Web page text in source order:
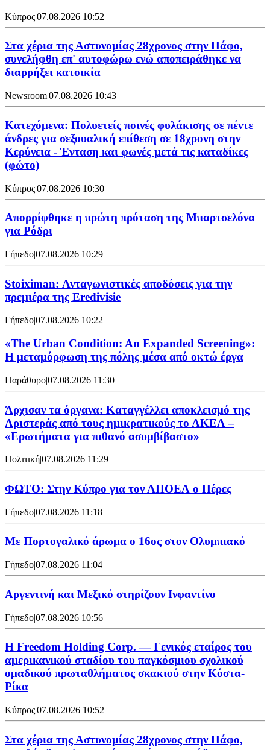
Κύπρος|07.08.2026 10:52
Στα χέρια της Αστυνομίας 28χρονος στην Πάφο,
συνελήφθη επ' αυτοφώρω ενώ αποπειράθηκε να
διαρρήξει κατοικία
Newsroom|07.08.2026 10:43
Κατεχόμενα: Πολυετείς ποινές φυλάκισης σε πέντε
άνδρες για σεξουαλική επίθεση σε 18χρονη στην
Κερύνεια - Ένταση και φωνές μετά τις καταδίκες
(φώτο)
Κύπρος|07.08.2026 10:30
Απορρίφθηκε η πρώτη πρόταση της Μπαρτσελόνα
για Ρόδρι
Γήπεδο|07.08.2026 10:29
Stoiximan: Ανταγωνιστικές αποδόσεις για την
πρεμιέρα της Eredivisie
Γήπεδο|07.08.2026 10:22
«The Urban Condition: An Expanded Screening»:
Η μεταμόρφωση της πόλης μέσα από οκτώ έργα
Παράθυρο|07.08.2026 11:30
Άρχισαν τα όργανα: Καταγγέλλει αποκλεισμό της
Αριστεράς από τους ημικρατικούς το ΑΚΕΛ –
«Ερωτήματα για πιθανό ασυμβίβαστο»
Πολιτική|07.08.2026 11:29
ΦΩΤΟ: Στην Κύπρο για τον ΑΠΟΕΛ ο Πέρες
Γήπεδο|07.08.2026 11:18
Με Πορτογαλικό άρωμα ο 16ος στον Ολυμπιακό
Γήπεδο|07.08.2026 11:04
Αργεντινή και Μεξικό στηρίζουν Ινφαντίνο
Γήπεδο|07.08.2026 10:56
Η Freedom Holding Corp. — Γενικός εταίρος του
αμερικανικού σταδίου του παγκόσμιου σχολικού
ομαδικού πρωταθλήματος σκακιού στην Κόστα-
Ρίκα
Κύπρος|07.08.2026 10:52
Στα χέρια της Αστυνομίας 28χρονος στην Πάφο,